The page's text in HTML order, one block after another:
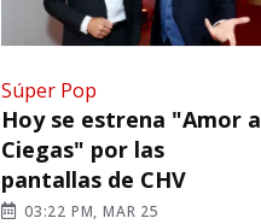
Súper Pop
Hoy se estrena "Amor a
Ciegas" por las
pantallas de CHV
03:22 PM, MAR 25